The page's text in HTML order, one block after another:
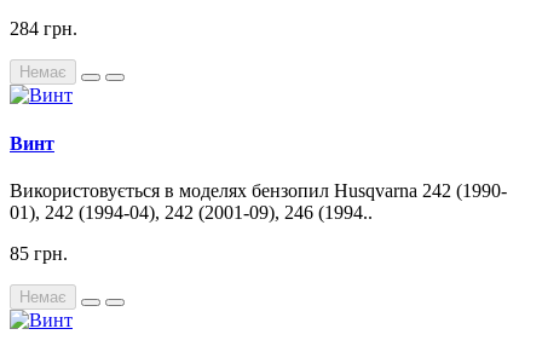
284 грн.
Немає
Винт
Використовується в моделях бензопил Husqvarna 242 (1990-
01), 242 (1994-04), 242 (2001-09), 246 (1994..
85 грн.
Немає